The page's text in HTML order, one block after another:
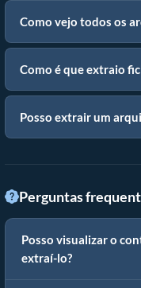
Como vejo todos os
Como é que extraio
Posso extrair um
Perguntas
Posso visualizar o
extraí-lo?